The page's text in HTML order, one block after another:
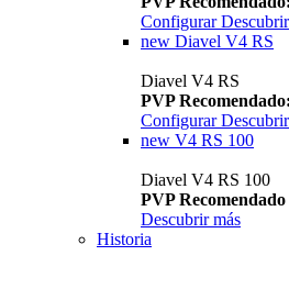
Configurar
new Diavel V4 RS
Diavel V4 RS
PVP
Configurar
new V4 RS 100
Diavel V4 RS 100
PVP Recomendado
Descubrir más
Historia